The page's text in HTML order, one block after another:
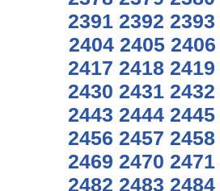
2391 2392 2393
2404 2405 2406
2417 2418 2419
2430 2431 2432
2443 2444 2445
2456 2457 2458
2469 2470 2471
2482 2483 2484